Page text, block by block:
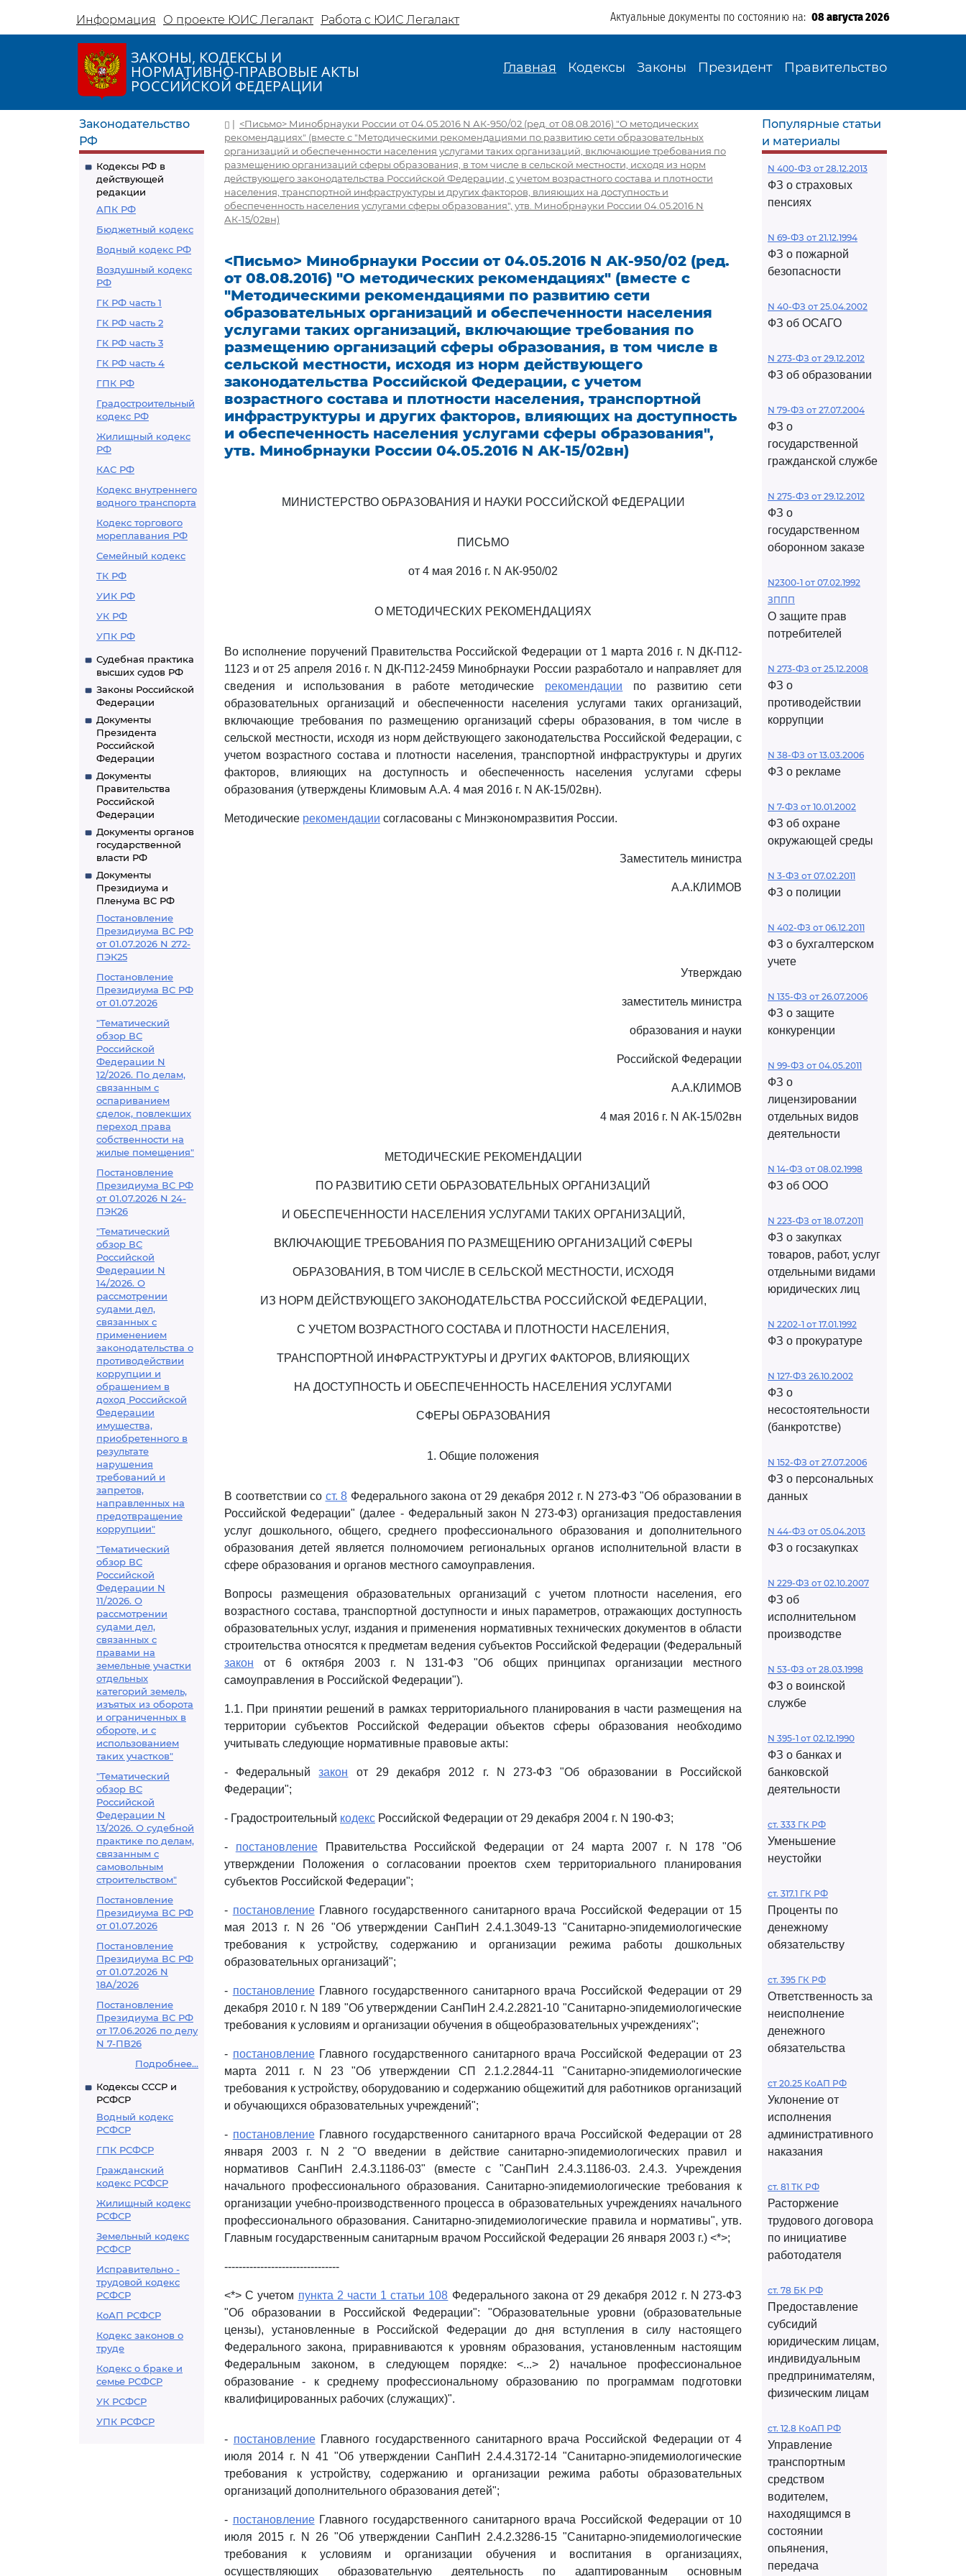
Информация О проекте ЮИС Легалакт Работа с ЮИС Легалакт Актуальные документы по состоянию на: 08 августа 2026
ЗАКОНЫ, КОДЕКСЫ И
НОРМАТИВНО-ПРАВОВЫЕ АКТЫ
РОССИЙСКОЙ ФЕДЕРАЦИИ
Главная Кодексы Законы Президент Правительство
Законодательство
РФ
Кодексы РФ в
действующей
редакции
АПК РФ
Бюджетный кодекс
Водный кодекс РФ
Воздушный кодекс
РФ
ГК РФ часть 1
ГК РФ часть 2
ГК РФ часть 3
ГК РФ часть 4
ГПК РФ
Градостроительный
кодекс РФ
Жилищный кодекс
РФ
КАС РФ
Кодекс внутреннего
водного транспорта
Кодекс торгового
мореплавания РФ
Семейный кодекс
ТК РФ
УИК РФ
УК РФ
УПК РФ
Судебная практика
высших судов РФ
Законы Российской
Федерации
Документы
Президента
Российской
Федерации
Документы
Правительства
Российской
Федерации
Документы органов
государственной
власти РФ
Документы
Президиума и
Пленума ВС РФ
Постановление
Президиума ВС РФ
от 01.07.2026 N 272-
ПЭК25
Постановление
Президиума ВС РФ
от 01.07.2026
"Тематический
обзор ВС
Российской
Федерации N
12/2026. По делам,
связанным с
оспариванием
сделок, повлекших
переход права
собственности на
жилые помещения"
Постановление
Президиума ВС РФ
от 01.07.2026 N 24-
ПЭК26
"Тематический
обзор ВС
Российской
Федерации N
14/2026. О
рассмотрении
судами дел,
связанных с
применением
законодательства о
противодействии
коррупции и
обращением в
доход Российской
Федерации
имущества,
приобретенного в
результате
нарушения
требований и
запретов,
направленных на
предотвращение
коррупции"
"Тематический
обзор ВС
Российской
Федерации N
11/2026. О
рассмотрении
судами дел,
связанных с
правами на
земельные участки
отдельных
категорий земель,
изъятых из оборота
и ограниченных в
обороте, и с
использованием
таких участков"
"Тематический
обзор ВС
Российской
Федерации N
13/2026. О судебной
практике по делам,
связанным с
самовольным
строительством"
Постановление
Президиума ВС РФ
от 01.07.2026
Постановление
Президиума ВС РФ
от 01.07.2026 N
18А/2026
Постановление
Президиума ВС РФ
от 17.06.2026 по делу
N 7-ПВ26
Подробнее...
Кодексы СССР и
РСФСР
Водный кодекс
РСФСР
ГПК РСФСР
Гражданский
кодекс РСФСР
Жилищный кодекс
РСФСР
Земельный кодекс
РСФСР
Исправительно -
трудовой кодекс
РСФСР
КоАП РСФСР
Кодекс законов о
труде
Кодекс о браке и
семье РСФСР
УК РСФСР
УПК РСФСР
| <Письмо> Минобрнауки России от 04.05.2016 N АК-950/02 (ред. от 08.08.2016) "О методических
рекомендациях" (вместе с "Методическими рекомендациями по развитию сети образовательных
организаций и обеспеченности населения услугами таких организаций, включающие требования по
размещению организаций сферы образования, в том числе в сельской местности, исходя из норм
действующего законодательства Российской Федерации, с учетом возрастного состава и плотности
населения, транспортной инфраструктуры и других факторов, влияющих на доступность и
обеспеченность населения услугами сферы образования", утв. Минобрнауки России 04.05.2016 N
АК-15/02вн)
<Письмо> Минобрнауки России от 04.05.2016 N АК-950/02 (ред.
от 08.08.2016) "О методических рекомендациях" (вместе с
"Методическими рекомендациями по развитию сети
образовательных организаций и обеспеченности населения
услугами таких организаций, включающие требования по
размещению организаций сферы образования, в том числе в
сельской местности, исходя из норм действующего
законодательства Российской Федерации, с учетом
возрастного состава и плотности населения, транспортной
инфраструктуры и других факторов, влияющих на доступность
и обеспеченность населения услугами сферы образования",
утв. Минобрнауки России 04.05.2016 N АК-15/02вн)
МИНИСТЕРСТВО ОБРАЗОВАНИЯ И НАУКИ РОССИЙСКОЙ ФЕДЕРАЦИИ
ПИСЬМО
от 4 мая 2016 г. N АК-950/02
О МЕТОДИЧЕСКИХ РЕКОМЕНДАЦИЯХ
Во исполнение поручений Правительства Российской Федерации от 1 марта 2016 г. N ДК-П12-
1123 и от 25 апреля 2016 г. N ДК-П12-2459 Минобрнауки России разработало и направляет для
сведения и использования в работе методические рекомендации по развитию сети
образовательных организаций и обеспеченности населения услугами таких организаций,
включающие требования по размещению организаций сферы образования, в том числе в
сельской местности, исходя из норм действующего законодательства Российской Федерации, с
учетом возрастного состава и плотности населения, транспортной инфраструктуры и других
факторов, влияющих на доступность и обеспеченность населения услугами сферы
образования (утверждены Климовым А.А. 4 мая 2016 г. N АК-15/02вн).
Методические рекомендации согласованы с Минэкономразвития России.
Заместитель министра
А.А.КЛИМОВ
Утверждаю
заместитель министра
образования и науки
Российской Федерации
А.А.КЛИМОВ
4 мая 2016 г. N АК-15/02вн
МЕТОДИЧЕСКИЕ РЕКОМЕНДАЦИИ
ПО РАЗВИТИЮ СЕТИ ОБРАЗОВАТЕЛЬНЫХ ОРГАНИЗАЦИЙ
И ОБЕСПЕЧЕННОСТИ НАСЕЛЕНИЯ УСЛУГАМИ ТАКИХ ОРГАНИЗАЦИЙ,
ВКЛЮЧАЮЩИЕ ТРЕБОВАНИЯ ПО РАЗМЕЩЕНИЮ ОРГАНИЗАЦИЙ СФЕРЫ
ОБРАЗОВАНИЯ, В ТОМ ЧИСЛЕ В СЕЛЬСКОЙ МЕСТНОСТИ, ИСХОДЯ
ИЗ НОРМ ДЕЙСТВУЮЩЕГО ЗАКОНОДАТЕЛЬСТВА РОССИЙСКОЙ ФЕДЕРАЦИИ,
С УЧЕТОМ ВОЗРАСТНОГО СОСТАВА И ПЛОТНОСТИ НАСЕЛЕНИЯ,
ТРАНСПОРТНОЙ ИНФРАСТРУКТУРЫ И ДРУГИХ ФАКТОРОВ, ВЛИЯЮЩИХ
НА ДОСТУПНОСТЬ И ОБЕСПЕЧЕННОСТЬ НАСЕЛЕНИЯ УСЛУГАМИ
СФЕРЫ ОБРАЗОВАНИЯ
1. Общие положения
В соответствии со ст. 8 Федерального закона от 29 декабря 2012 г. N 273-ФЗ "Об образовании в
Российской Федерации" (далее - Федеральный закон N 273-ФЗ) организация предоставления
услуг дошкольного, общего, среднего профессионального образования и дополнительного
образования детей является полномочием региональных органов исполнительной власти в
сфере образования и органов местного самоуправления.
Вопросы размещения образовательных организаций с учетом плотности населения, его
возрастного состава, транспортной доступности и иных параметров, отражающих доступность
образовательных услуг, издания и применения нормативных технических документов в области
строительства относятся к предметам ведения субъектов Российской Федерации (Федеральный
закон от 6 октября 2003 г. N 131-ФЗ "Об общих принципах организации местного
самоуправления в Российской Федерации").
1.1. При принятии решений в рамках территориального планирования в части размещения на
территории субъектов Российской Федерации объектов сферы образования необходимо
учитывать следующие нормативные правовые акты:
- Федеральныйзакон от 29 декабря 2012 г. N 273-ФЗ "Об образовании в Российской
Федерации";
- Градостроительный кодекс Российской Федерации от 29 декабря 2004 г. N 190-ФЗ;
- постановлениеПравительства Российской Федерации от 24 марта 2007 г. N 178 "Об
утверждении Положения о согласовании проектов схем территориального планирования
субъектов Российской Федерации";
- постановлениеГлавного государственного санитарного врача Российской Федерации от 15
мая 2013 г. N 26 "Об утверждении СанПиН 2.4.1.3049-13 "Санитарно-эпидемиологические
требования к устройству, содержанию и организации режима работы дошкольных
образовательных организаций";
- постановлениеГлавного государственного санитарного врача Российской Федерации от 29
декабря 2010 г. N 189 "Об утверждении СанПиН 2.4.2.2821-10 "Санитарно-эпидемиологические
требования к условиям и организации обучения в общеобразовательных учреждениях";
- постановлениеГлавного государственного санитарного врача Российской Федерации от 23
марта 2011 г. N 23 "Об утверждении СП 2.1.2.2844-11 "Санитарно-эпидемиологические
требования к устройству, оборудованию и содержанию общежитий для работников организаций
и обучающихся образовательных учреждений";
- постановлениеГлавного государственного санитарного врача Российской Федерации от 28
января 2003 г. N 2 "О введении в действие санитарно-эпидемиологических правил и
нормативов СанПиН 2.4.3.1186-03" (вместе с "СанПиН 2.4.3.1186-03. 2.4.3. Учреждения
начального профессионального образования. Санитарно-эпидемиологические требования к
организации учебно-производственного процесса в образовательных учреждениях начального
профессионального образования. Санитарно-эпидемиологические правила и нормативы", утв.
Главным государственным санитарным врачом Российской Федерации 26 января 2003 г.) <*>;
--------------------------------
<*> С учетом пункта 2 части 1 статьи 108 Федерального закона от 29 декабря 2012 г. N 273-ФЗ
"Об образовании в Российской Федерации": "Образовательные уровни (образовательные
цензы), установленные в Российской Федерации до дня вступления в силу настоящего
Федерального закона, приравниваются к уровням образования, установленным настоящим
Федеральным законом, в следующем порядке: <...> 2) начальное профессиональное
образование - к среднему профессиональному образованию по программам подготовки
квалифицированных рабочих (служащих)".
- постановлениеГлавного государственного санитарного врача Российской Федерации от 4
июля 2014 г. N 41 "Об утверждении СанПиН 2.4.4.3172-14 "Санитарно-эпидемиологические
требования к устройству, содержанию и организации режима работы образовательных
организаций дополнительного образования детей";
- постановлениеГлавного государственного санитарного врача Российской Федерации от 10
июля 2015 г. N 26 "Об утверждении СанПиН 2.4.2.3286-15 "Санитарно-эпидемиологические
требования к условиям и организации обучения и воспитания в организациях,
осуществляющих образовательную деятельность по адаптированным основным
Популярные статьи
и материалы
N 400-ФЗ от 28.12.2013
ФЗ о страховых
пенсиях
N 69-ФЗ от 21.12.1994
ФЗ о пожарной
безопасности
N 40-ФЗ от 25.04.2002
ФЗ об ОСАГО
N 273-ФЗ от 29.12.2012
ФЗ об образовании
N 79-ФЗ от 27.07.2004
ФЗ о
государственной
гражданской службе
N 275-ФЗ от 29.12.2012
ФЗ о
государственном
оборонном заказе
N2300-1 от 07.02.1992
ЗППП
О защите прав
потребителей
N 273-ФЗ от 25.12.2008
ФЗ о
противодействии
коррупции
N 38-ФЗ от 13.03.2006
ФЗ о рекламе
N 7-ФЗ от 10.01.2002
ФЗ об охране
окружающей среды
N 3-ФЗ от 07.02.2011
ФЗ о полиции
N 402-ФЗ от 06.12.2011
ФЗ о бухгалтерском
учете
N 135-ФЗ от 26.07.2006
ФЗ о защите
конкуренции
N 99-ФЗ от 04.05.2011
ФЗ о
лицензировании
отдельных видов
деятельности
N 14-ФЗ от 08.02.1998
ФЗ об ООО
N 223-ФЗ от 18.07.2011
ФЗ о закупках
товаров, работ, услуг
отдельными видами
юридических лиц
N 2202-1 от 17.01.1992
ФЗ о прокуратуре
N 127-ФЗ 26.10.2002
ФЗ о
несостоятельности
(банкротстве)
N 152-ФЗ от 27.07.2006
ФЗ о персональных
данных
N 44-ФЗ от 05.04.2013
ФЗ о госзакупках
N 229-ФЗ от 02.10.2007
ФЗ об
исполнительном
производстве
N 53-ФЗ от 28.03.1998
ФЗ о воинской
службе
N 395-1 от 02.12.1990
ФЗ о банках и
банковской
деятельности
ст. 333 ГК РФ
Уменьшение
неустойки
ст. 317.1 ГК РФ
Проценты по
денежному
обязательству
ст. 395 ГК РФ
Ответственность за
неисполнение
денежного
обязательства
ст 20.25 КоАП РФ
Уклонение от
исполнения
административного
наказания
ст. 81 ТК РФ
Расторжение
трудового договора
по инициативе
работодателя
ст. 78 БК РФ
Предоставление
субсидий
юридическим лицам,
индивидуальным
предпринимателям,
физическим лицам
ст. 12.8 КоАП РФ
Управление
транспортным
средством
водителем,
находящимся в
состоянии
опьянения,
передача